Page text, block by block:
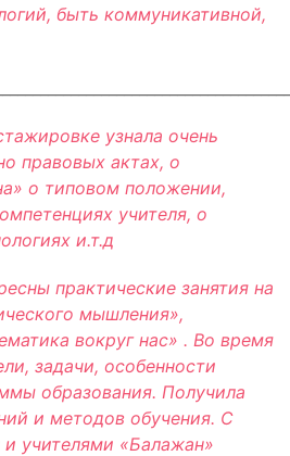
быть коммуникативной,
узнала очень
правовых актах, о
о типовом положении,
учителя, о
и.т.д
практические занятия на
мышления»,
вокруг нас» . Во время
задачи, особенности
образования. Получила
и методов обучения. С
учителями «Балажан»